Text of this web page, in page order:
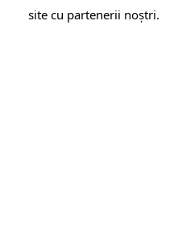
site cu partenerii noștri.